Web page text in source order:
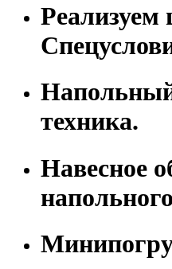
Реализуем
Напольный
техника.
Навесное